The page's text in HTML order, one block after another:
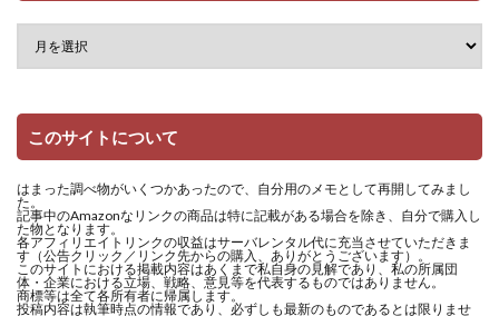
このサイトについて
はまった調べ物がいくつかあったので、自分用のメモとして再開してみまし
た。
記事中のAmazonなリンクの商品は特に記載がある場合を除き、自分で購入し
た物となります。
各アフィリエイトリンクの収益はサーバレンタル代に充当させていただきま
す（公告クリック／リンク先からの購入、ありがとうございます）。
このサイトにおける掲載内容はあくまで私自身の見解であり、私の所属団
体・企業における立場、戦略、意見等を代表するものではありません。
商標等は全て各所有者に帰属します。
投稿内容は執筆時点の情報であり、必ずしも最新のものであるとは限りませ